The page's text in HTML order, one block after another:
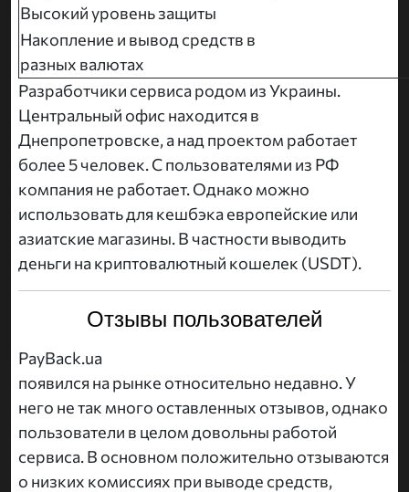
Высокий уровень защиты
Накопление и вывод средств в
разных валютах
Разработчики сервиса родом из Украины.
Центральный офис находится в
Днепропетровске, а над проектом работает
более 5 человек. С пользователями из РФ
компания не работает. Однако можно
использовать для кешбэка европейские или
азиатские магазины. В частности выводить
деньги на криптовалютный кошелек (USDT).
Отзывы пользователей
PayBack.ua
появился на рынке относительно недавно. У
него не так много оставленных отзывов, однако
пользователи в целом довольны работой
сервиса. В основном положительно отзываются
о низких комиссиях при выводе средств,